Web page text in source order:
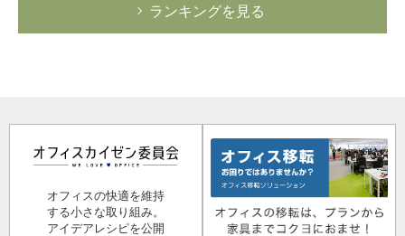
ランキングを見る
オフィスの快適を維持
する小さな取り組み。
アイデアレシピを公開